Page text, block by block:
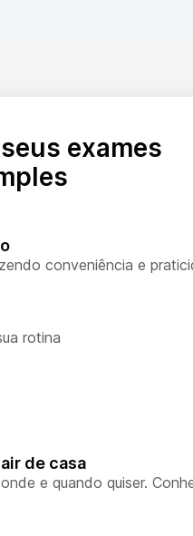
exames
conveniência e
rotina
de casa
e quando quiser.